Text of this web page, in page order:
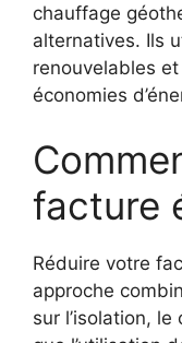
chauffage
alternatives. Ils
renouvelables
économies
facture
Réduire votre
approche
sur l’isolation,